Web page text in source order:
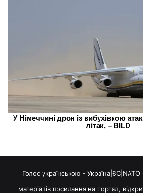
Голос українською - Україна|ЄС|NATO
матеріалів посилання на портал,